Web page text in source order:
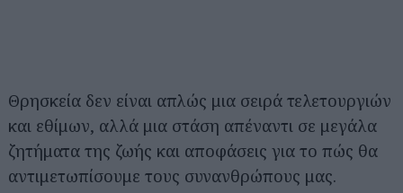
Θρησκεία δεν είναι απλώς μια σειρά τελετουργιών
και εθίμων, αλλά μια στάση απέναντι σε μεγάλα
ζητήματα της ζωής και αποφάσεις για το πώς θα
αντιμετωπίσουμε τους συνανθρώπους μας.